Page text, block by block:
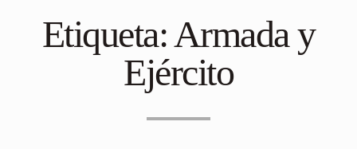
Etiqueta:Armada y
Ejército